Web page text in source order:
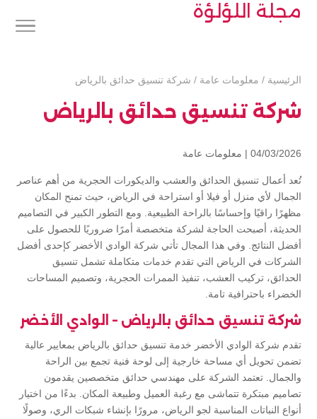
مجلة اللؤلؤة
الرئيسية / معلومات عامة / شركة تنسيق حدائق بالرياض
شركة تنسيق حدائق بالرياض
04/03/2026 | معلومات عامة
تُعد أعمال تنسيق الحدائق والعشب والديكورات الحجرية من أهم عناصر
الجمال لأي منزل أو فيلا أو استراحة في الرياض، حيث تمنح المكان
مظهرًا راقيًا وإحساسًا بالراحة الطبيعية. ومع التطور الكبير في التصاميم
الحديثة، أصبحت الحاجة لشركة متخصصة أمرًا ضروريًا للحصول على
أفضل النتائج. وفي هذا المجال تأتي شركة الوادي الأخضر كإحدى أفضل
الشركات في الرياض التي تقدم خدمات متكاملة تشمل تنسيق
الحدائق، تركيب العشب، تنفيذ الممرات الحجرية، وتصميم المساحات
الخضراء باحترافية تامة.
شركة تنسيق حدائق بالرياض – الوادي الأخضر
تقدم شركة الوادي الأخضر خدمة تنسيق حدائق بالرياض بمعايير عالية
تضمن تحويل أي مساحة خارجية إلى لوحة فنية تجمع بين الراحة
والجمال. تعتمد الشركة على مهندسي حدائق متخصصين يقدمون
تصاميم مبتكرة تتماشى مع رغبة العميل وطبيعة المكان. بدءًا من اختيار
أنواع النباتات المناسبة لجو الرياض، مرورًا بإنشاء شبكات الري، وصولًا